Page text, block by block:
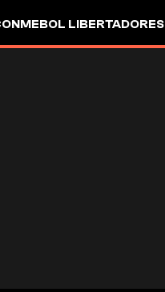
LIBERTADORES